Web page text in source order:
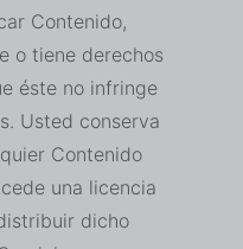
Contenido,
o tiene derechos
éste no infringe
Usted conserva
Contenido
una licencia
dicho